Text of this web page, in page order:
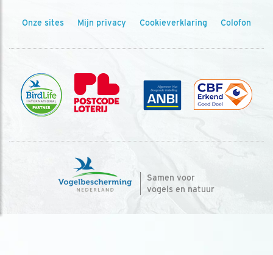
Onze sites Mijn privacy Cookieverklaring Colofon
Samen voor
vogels en natuur